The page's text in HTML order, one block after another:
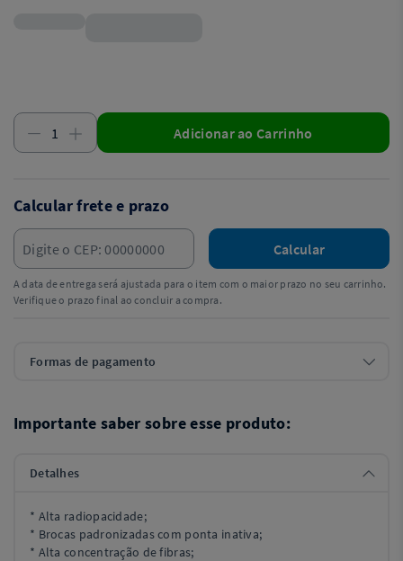
Adicionar ao Carrinho
Calcular frete e prazo
Calcular
A data de entrega será ajustada para o item com o maior prazo no seu carrinho.
Verifique o prazo final ao concluir a compra.
Formas de pagamento
Importante saber sobre esse produto:
Detalhes
* Alta radiopacidade;
* Brocas padronizadas com ponta inativa;
* Alta concentração de fibras;